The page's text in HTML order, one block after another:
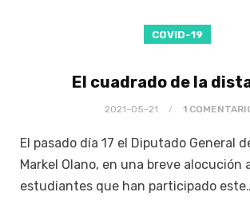
COVID-19
El cuadrado de la
2021-05-21 1
El pasado día 17 el Diputado General
Markel Olano, en una breve alocución
estudiantes que han participado